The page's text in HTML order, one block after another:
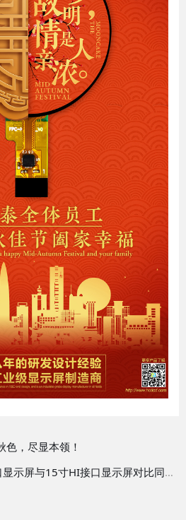
色，尽显本领！
屏与15寸HI接口显示屏对比同屏展示